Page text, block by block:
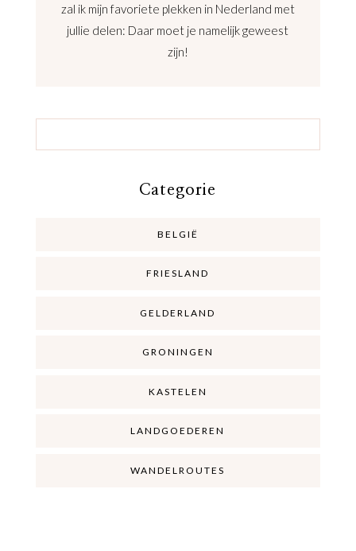
zal ik mijn favoriete plekken in Nederland met
jullie delen: Daar moet je namelijk geweest
zijn!
Categorie
BELGIË
FRIESLAND
GELDERLAND
GRONINGEN
KASTELEN
LANDGOEDEREN
WANDELROUTES